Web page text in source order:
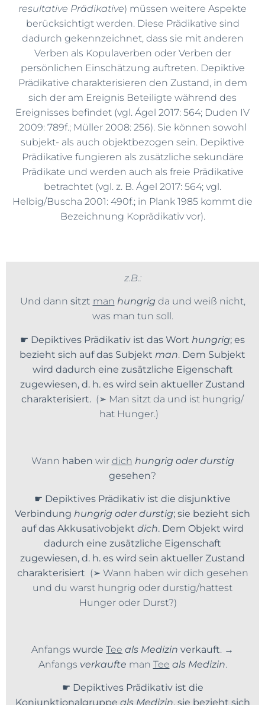
resultative Prädikative) müssen weitere Aspekte
berücksichtigt werden. Diese Prädikative sind
dadurch gekennzeichnet, dass sie mit anderen
Verben als Kopulaverben oder Verben der
persönlichen Einschätzung auftreten. Depiktive
Prädikative charakterisieren den Zustand, in dem
sich der am Ereignis Beteiligte während des
Ereignisses befindet (vgl. Ágel 2017: 564; Duden IV
2009: 789f.; Müller 2008: 256). Sie können sowohl
subjekt- als auch objektbezogen sein. Depiktive
Prädikative fungieren als zusätzliche sekundäre
Prädikate und werden auch als freie Prädikative
betrachtet (vgl. z. B. Ágel 2017: 564; vgl.
Helbig/Buscha 2001: 490f.; in Plank 1985 kommt die
Bezeichnung Koprädikativ vor).
z.B.:
Und dann sitzt man hungrig da und weiß nicht,
was man tun soll.
☛ Depiktives Prädikativ ist das Wort hungrig; es
bezieht sich auf das Subjekt man. Dem Subjekt
wird dadurch eine zusätzliche Eigenschaft
zugewiesen, d. h. es wird sein aktueller Zustand
charakterisiert. (➢ Man sitzt da und ist hungrig/
hat Hunger.)
Wann haben wir dich hungrig oder durstig
gesehen?
☛ Depiktives Prädikativ ist die disjunktive
Verbindung hungrig oder durstig; sie bezieht sich
auf das Akkusativobjekt dich. Dem Objekt wird
dadurch eine zusätzliche Eigenschaft
zugewiesen, d. h. es wird sein aktueller Zustand
charakterisiert (➢ Wann haben wir dich gesehen
und du warst hungrig oder durstig/hattest
Hunger oder Durst?)
Anfangs wurde Tee als Medizin verkauft. →
Anfangs verkaufte man Tee als Medizin.
☛ Depiktives Prädikativ ist die
Konjunktionalgruppe als Medizin, sie bezieht sich